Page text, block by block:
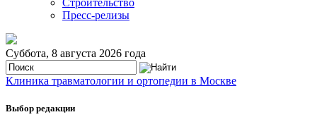
Строительство
Пресс-релизы
Суббота, 8 августа 2026 года
Клиника травматологии и ортопедии в Москве
Выбор редакции